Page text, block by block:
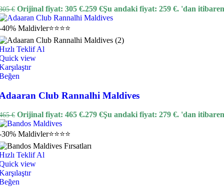
€ Orijinal fiyat: 305 €.259 €Şu andaki fiyat: 259 €. 'dan itibaren
40% Maldivler⭐⭐⭐⭐
Teklif Al
view
Club Rannalhi Maldives
€ Orijinal fiyat: 465 €.279 €Şu andaki fiyat: 279 €. 'dan itibaren
30% Maldivler⭐⭐⭐⭐
Teklif Al
view